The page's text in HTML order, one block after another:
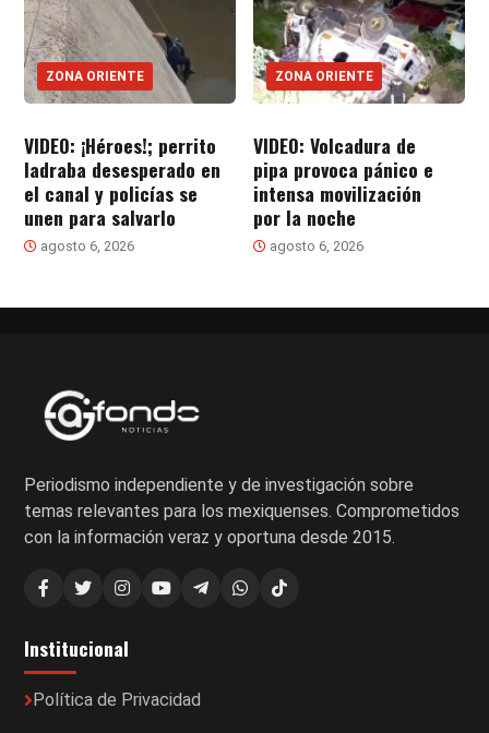
ZONA ORIENTE
VIDEO: ¡Héroes!; perrito
ladraba desesperado en
el canal y policías se
unen para salvarlo
agosto 6, 2026
ZONA ORIENTE
VIDEO: Volcadura de
pipa provoca pánico e
intensa movilización
por la noche
agosto 6, 2026
Periodismo independiente y de investigación sobre
temas relevantes para los mexiquenses. Comprometidos
con la información veraz y oportuna desde 2015.
Institucional
Política de Privacidad